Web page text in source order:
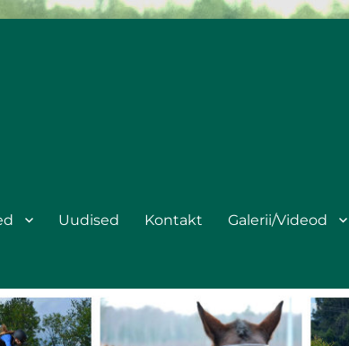
Uudised Kontakt Galerii/Videod